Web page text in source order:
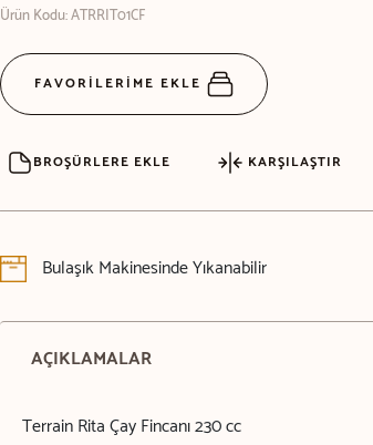
Ürün Kodu: ATRRIT01CF
FAVORİLERİME EKLE
BROŞÜRLERE EKLE KARŞILAŞTIR
Bulaşık Makinesinde Yıkanabilir
AÇIKLAMALAR
Terrain Rita Çay Fincanı 230 cc